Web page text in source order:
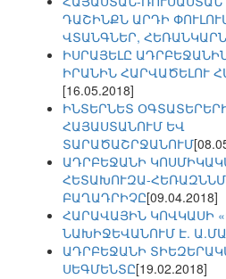
ԴԱՇԻՆՔՆ ԱՐԴԻ
ՎՏԱՆԳՆԵՐ,
ԻՍՐԱՅԵԼԸ
ԻՐԱՆԻՆ ՀԱՐՎԱԾԵԼՈՒ
[16.05.2018]
ԻՆՏԵՐՆԵՏ
ՀԱՅԱՍՏԱՆՈՒՄ ԵՎ
ՏԱՐԱԾԱՇՐՋԱՆՈՒՄ
ԱԴՐԲԵՋԱՆԻ
ՀԵՏԱԽՈՒԶԱ-
ԲԱՂԱԴՐԻՉԸ[09.04.2018]
ՀԱՐԱՎԱՅԻՆ ԿՈՎԿԱՍԻ
ՆԱԽԻՋԵՎԱՆՈՒՄ Է.
ԱԴՐԲԵՋԱՆԻ
ՍԵԳՄԵՆՏԸ[19.02.2018]